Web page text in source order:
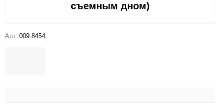
съемным дном)
Арт. 009.8454